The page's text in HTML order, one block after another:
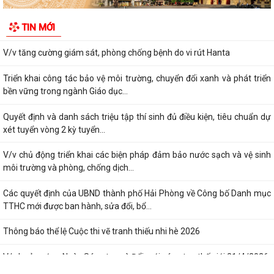
TIN MỚI
TĐC Tân Viên – An Thắng và khu TĐC...
V/v tăng cường giám sát, phòng chống bệnh do vi rút Hanta
Triển khai công tác bảo vệ môi trường, chuyển đổi xanh và phát triển
bền vững trong ngành Giáo dục...
Quyết định và danh sách triệu tập thí sinh đủ điều kiện, tiêu chuẩn dự
xét tuyển vòng 2 kỳ tuyển...
V/v chủ động triển khai các biện pháp đảm bảo nước sạch và vệ sinh
môi trường và phòng, chống dịch...
Các quyết định của UBND thành phố Hải Phòng về Công bố Danh mục
TTHC mới được ban hành, sửa đổi, bổ...
Thông báo thể lệ Cuộc thi vẽ tranh thiếu nhi hè 2026
V/v hưởng ứng Ngày Sáng tạo và Đổi mới sáng tạo thế giới 21/4/2026